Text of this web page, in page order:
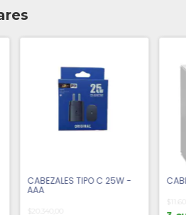
CABEZALES TIPO C 25W -
AAA
$20.340,00